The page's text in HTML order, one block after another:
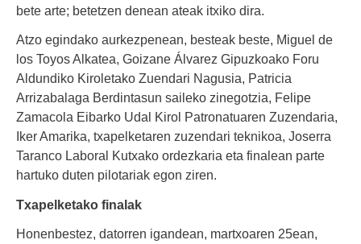
bete arte; betetzen denean ateak itxiko dira.
Atzo egindako aurkezpenean, besteak beste, Miguel de
los Toyos Alkatea, Goizane Álvarez Gipuzkoako Foru
Aldundiko Kiroletako Zuendari Nagusia, Patricia
Arrizabalaga Berdintasun saileko zinegotzia, Felipe
Zamacola Eibarko Udal Kirol Patronatuaren Zuzendaria,
Iker Amarika, txapelketaren zuzendari teknikoa, Joserra
Taranco Laboral Kutxako ordezkaria eta finalean parte
hartuko duten pilotariak egon ziren.
Txapelketako finalak
Honenbestez, datorren igandean, martxoaren 25ean,